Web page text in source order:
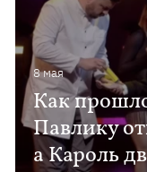
8 мая
Как
Павлику
а Кароль